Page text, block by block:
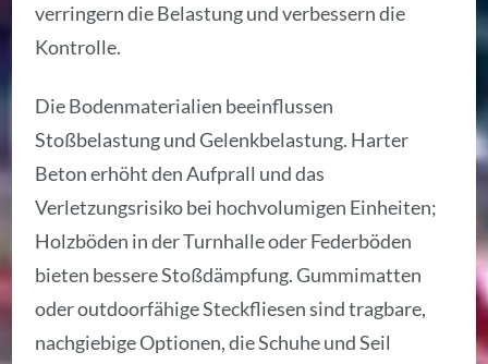
verringern die Belastung und verbessern die
Kontrolle.
Die Bodenmaterialien beeinflussen
Stoßbelastung und Gelenkbelastung. Harter
Beton erhöht den Aufprall und das
Verletzungsrisiko bei hochvolumigen Einheiten;
Holzböden in der Turnhalle oder Federböden
bieten bessere Stoßdämpfung. Gummimatten
oder outdoorfähige Steckfliesen sind tragbare,
nachgiebige Optionen, die Schuhe und Seil